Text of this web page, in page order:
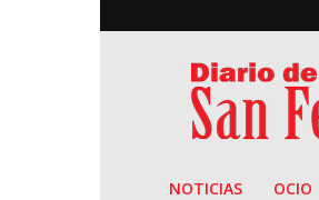
Diario
de
San
NOTICIAS OCIO